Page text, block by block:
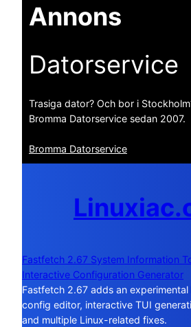
Annons
Datorservice
Trasiga dator? Och bor i
Bromma Datorservice sedan 2007.
Bromma Datorservice
Fastfetch 2.67 System Information
Interactive Configuration Generator
Fastfetch 2.67 adds an
config editor, interactive TUI
and multiple Linux-related fixes.